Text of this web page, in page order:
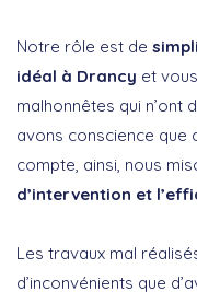
Notre rôle est de
idéal à Drancy et
malhonnêtes qui n’ont
avons conscience que
compte, ainsi, nous
d’intervention et
Les travaux mal
d’inconvénients que